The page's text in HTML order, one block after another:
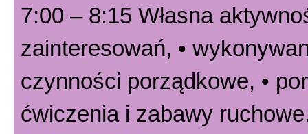
7:00 – 8:15 Własna
zainteresowań, •
czynności porządkowe, •
ćwiczenia i zabawy